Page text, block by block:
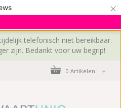
×
telefonisch niet bereikbaar.
zijn. Bedankt voor uw begrip!
0 Artikelen